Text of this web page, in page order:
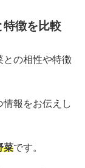
特徴を比較
との相性や特徴
報をお伝えし
菜です。